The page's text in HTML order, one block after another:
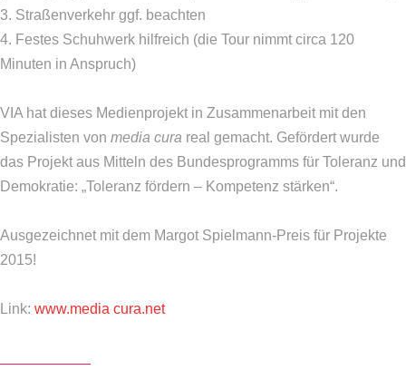
3. Straßenverkehr ggf. beachten
4. Festes Schuhwerk hilfreich (die Tour nimmt circa 120
Minuten in Anspruch)
VIA hat dieses Medienprojekt in Zusammenarbeit mit den
Spezialisten von media cura real gemacht. Gefördert wurde
das Projekt aus Mitteln des Bundesprogramms für Toleranz und
Demokratie: „Toleranz fördern – Kompetenz stärken“.
Ausgezeichnet mit dem Margot Spielmann-Preis für Projekte
2015!
Link: www.media cura.net